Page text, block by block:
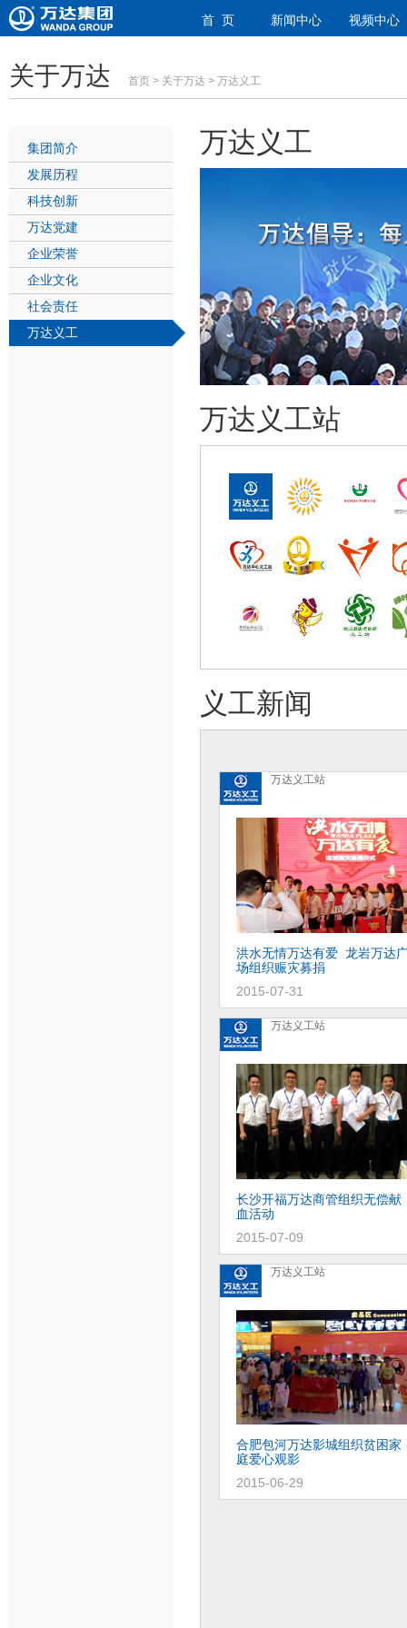
首 页 新闻中心 视频中心
关于万达 首页 > 关于万达 > 万达义工
集团简介
发展历程
科技创新
万达党建
企业荣誉
企业文化
社会责任
万达义工
万达义工
万达义工站
义工新闻
万达义工站
洪水无情万达有爱 龙岩万达
场组织赈灾募捐
2015-07-31
万达义工站
长沙开福万达商管组织无偿献
血活动
2015-07-09
万达义工站
合肥包河万达影城组织贫困家
庭爱心观影
2015-06-29
商业规划系统开展2015年秋季
义工活动
2015-10-20
保护"母亲湖" 黄石万达项目
公司组织义工活动
2015-10-19
石家庄万达影城举行
盲人朋友
2015-10-15